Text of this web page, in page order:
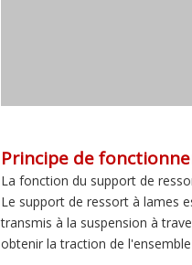
Principe de
La fonction du support de
Le support de ressort à lames
transmis à la suspension à
obtenir la traction de